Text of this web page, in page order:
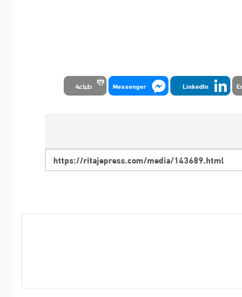
LinkedIn
Messenger طباعة